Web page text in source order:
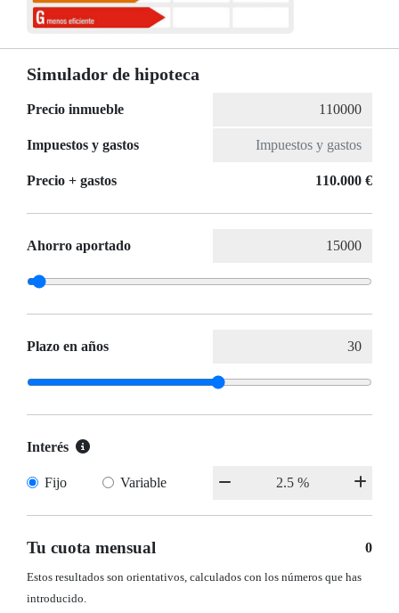
Simulador de hipoteca
Precio inmueble
Impuestos y gastos
Precio + gastos 110.000 €
Ahorro aportado
Plazo en años
Interés
Fijo Variable
Tu cuota mensual 0
Estos resultados son orientativos, calculados con los números que has
introducido.